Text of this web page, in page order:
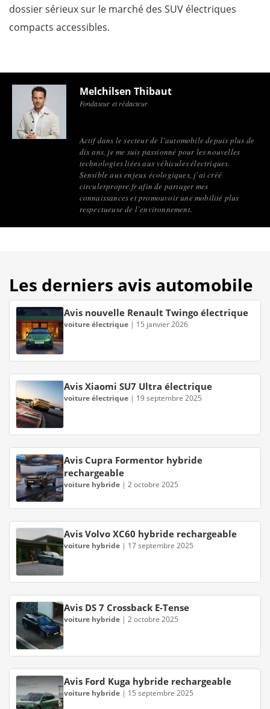
dossier sérieux sur le marché des SUV électriques
compacts accessibles.
Melchilsen Thibaut
Fondateur et rédacteur
Actif dans le secteur de l’automobile depuis plus de
dix ans, je me suis passionné pour les nouvelles
technologies liées aux véhicules électriques.
Sensible aux enjeux écologiques, j’ai créé
circulerpropre.fr afin de partager mes
connaissances et promouvoir une mobilité plus
respectueuse de l’environnement.
Les derniers avis automobile
Avis nouvelle Renault Twingo électrique
voiture électrique | 15 janvier 2026
Avis Xiaomi SU7 Ultra électrique
voiture électrique | 19 septembre 2025
Avis Cupra Formentor hybride
rechargeable
voiture hybride | 2 octobre 2025
Avis Volvo XC60 hybride rechargeable
voiture hybride | 17 septembre 2025
Avis DS 7 Crossback E-Tense
voiture hybride | 2 octobre 2025
Avis Ford Kuga hybride rechargeable
voiture hybride | 15 septembre 2025